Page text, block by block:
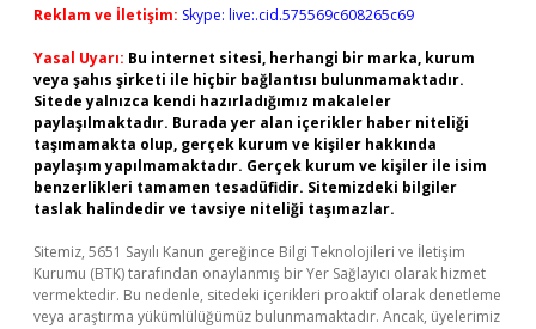
Reklam ve İletişim: Skype: live:.cid.575569c608265c69
Yasal Uyarı: Bu internet sitesi, herhangi bir marka, kurum
veya şahıs şirketi ile hiçbir bağlantısı bulunmamaktadır.
Sitede yalnızca kendi hazırladığımız makaleler
paylaşılmaktadır. Burada yer alan içerikler haber niteliği
taşımamakta olup, gerçek kurum ve kişiler hakkında
paylaşım yapılmamaktadır. Gerçek kurum ve kişiler ile isim
benzerlikleri tamamen tesadüfidir. Sitemizdeki bilgiler
taslak halindedir ve tavsiye niteliği taşımazlar.
Sitemiz, 5651 Sayılı Kanun gereğince Bilgi Teknolojileri ve İletişim
Kurumu (BTK) tarafından onaylanmış bir Yer Sağlayıcı olarak hizmet
vermektedir. Bu nedenle, sitedeki içerikleri proaktif olarak denetleme
veya araştırma yükümlülüğümüz bulunmamaktadır. Ancak, üyelerimiz